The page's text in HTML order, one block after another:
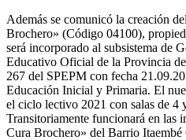
Además se comunicó la creación
Brochero» (Código 04100),
será incorporado al subsistema de
Educativo Oficial de la Provincia
267 del SPEPM con fecha
Educación Inicial y Primaria. El
el ciclo lectivo 2021 con salas de 4
Transitoriamente funcionará en las
Cura Brochero» del Barrio Itaembé